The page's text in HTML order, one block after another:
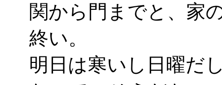
関から門までと、家
終い。
明日は寒いし日曜だ